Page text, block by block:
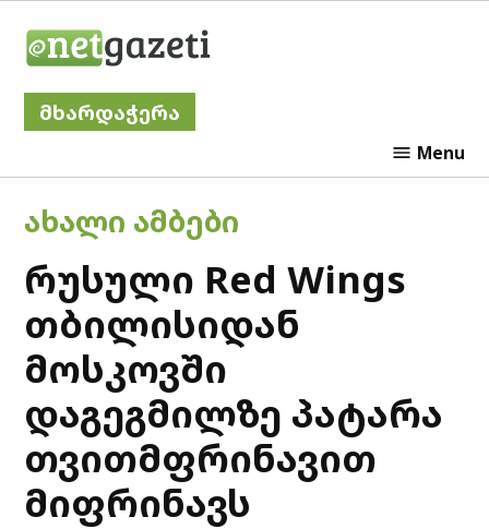
მხარდაჭერა
Menu
POSTED
IN
ᲐᲮᲐᲚᲘ ᲐᲛᲑᲔᲑᲘ
რუსული Red Wings
თბილისიდან
მოსკოვში
დაგეგმილზე პატარა
თვითმფრინავით
მიფრინავს